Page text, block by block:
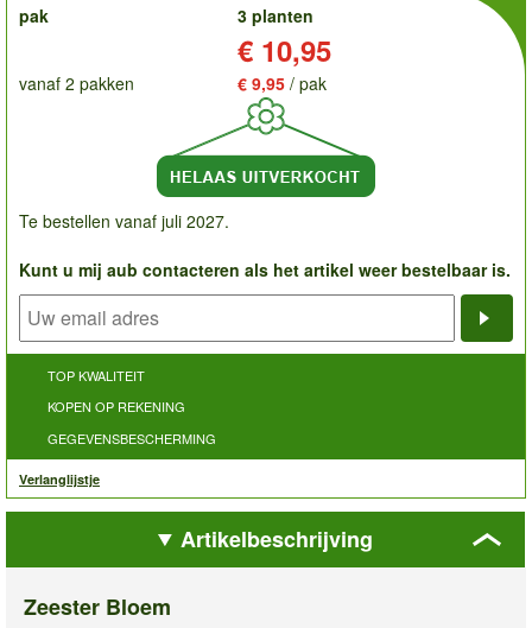
order
pak
3 planten
€ 10,95
vanaf 2 pakken € 9,95 / pak
Te bestellen vanaf juli 2027.
Kunt u mij aub contacteren als het artikel weer bestelbaar is.
TOP KWALITEIT
KOPEN OP REKENING
GEGEVENSBESCHERMING
Verlanglijstje
Artikelbeschrijving
Zeester Bloem